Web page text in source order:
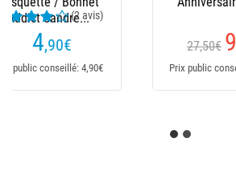
Dès
Prix public conseillé: